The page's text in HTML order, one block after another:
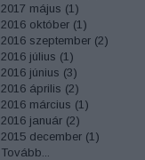
2017 május (1)
2016 október (1)
2016 szeptember (2)
2016 július (1)
2016 június (3)
2016 április (2)
2016 március (1)
2016 január (2)
2015 december (1)
Tovább...